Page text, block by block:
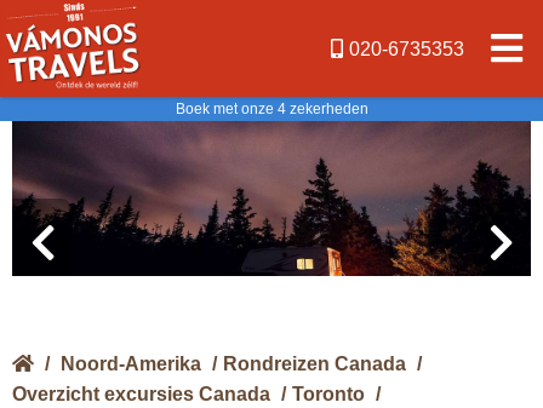
020-6735353
Boek met onze 4 zekerheden
/ Noord-Amerika / Rondreizen Canada /
Overzicht excursies Canada / Toronto /